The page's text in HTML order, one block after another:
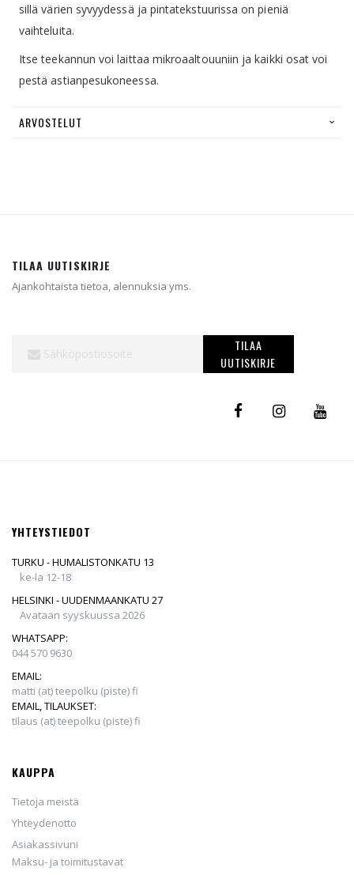
sillä värien syvyydessä ja pintatekstuurissa on pieniä
vaihteluita.
Itse teekannun voi laittaa mikroaaltouuniin ja kaikki osat voi
pestä astianpesukoneessa.
ARVOSTELUT
TILAA UUTISKIRJE
Ajankohtaista tietoa, alennuksia yms.
TILAA
UUTISKIRJE
YHTEYSTIEDOT
TURKU - HUMALISTONKATU 13
ke-la 12-18
HELSINKI - UUDENMAANKATU 27
Avataan syyskuussa 2026
WHATSAPP:
044 570 9630
EMAIL:
matti (at) teepolku (piste) fi
EMAIL, TILAUKSET:
tilaus (at) teepolku (piste) fi
KAUPPA
Tietoja meistä
Yhteydenotto
Asiakassivuni
Maksu- ja toimitustavat